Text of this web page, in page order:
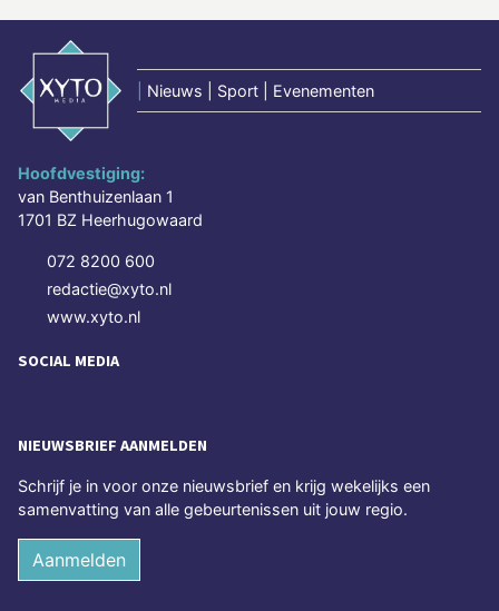
Nieuws | Sport | Evenementen
Hoofdvestiging:
van Benthuizenlaan 1
1701 BZ Heerhugowaard
072 8200 600
redactie@xyto.nl
www.xyto.nl
SOCIAL MEDIA
NIEUWSBRIEF AANMELDEN
Schrijf je in voor onze nieuwsbrief en krijg wekelijks een
samenvatting van alle gebeurtenissen uit jouw regio.
Aanmelden